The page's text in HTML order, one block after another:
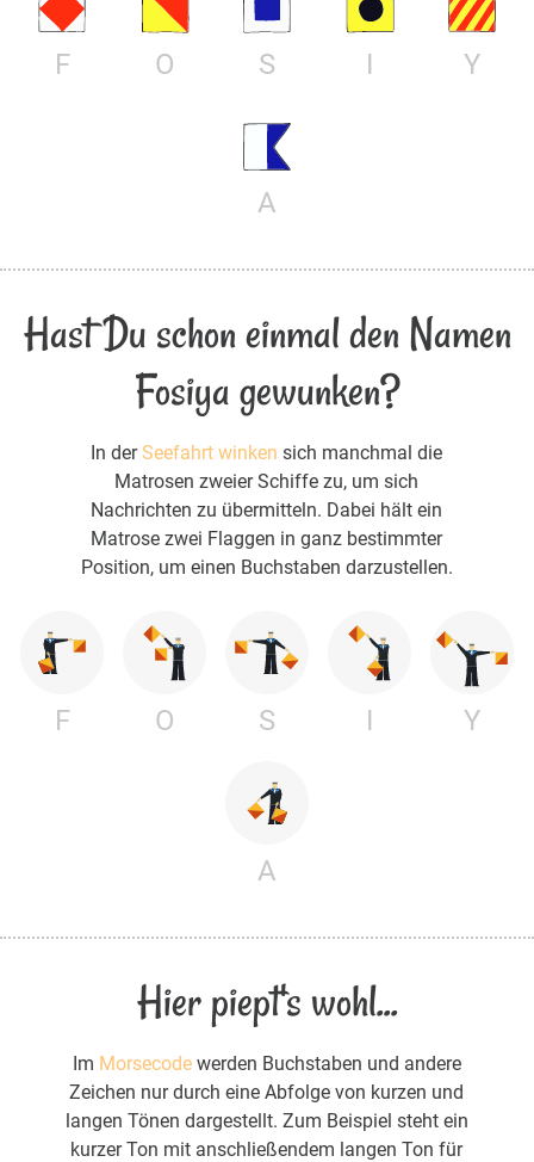
F O S I Y
A
Hast Du schon einmal den Namen
Fosiya gewunken?
In derSeefahrt winken sich manchmal die
Matrosen zweier Schiffe zu, um sich
Nachrichten zu übermitteln. Dabei hält ein
Matrose zwei Flaggen in ganz bestimmter
Position, um einen Buchstaben darzustellen.
F O S I Y
A
Hier piept's wohl...
Im Morsecodewerden Buchstaben und andere
Zeichen nur durch eine Abfolge von kurzen und
langen Tönen dargestellt. Zum Beispiel steht ein
kurzer Ton mit anschließendem langen Ton für